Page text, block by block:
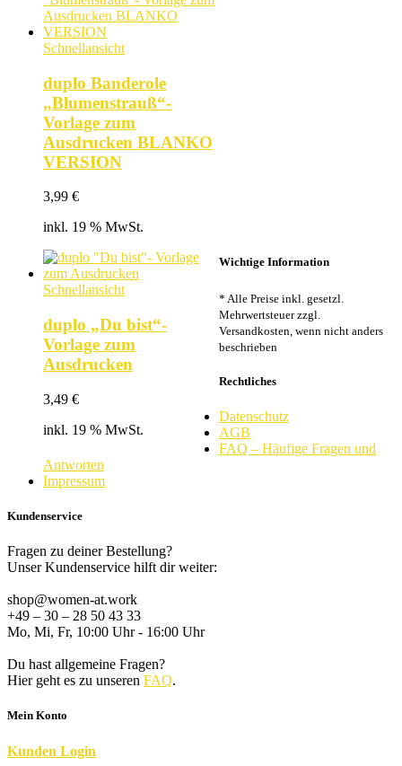
Schnellansicht
duplo Banderole
„Blumenstrauß“-
Vorlage zum
Ausdrucken BLANKO
VERSION
3,99 €
inkl. 19 % MwSt.
Schnellansicht
duplo „Du bist“-
Vorlage zum
Ausdrucken
3,49 €
inkl. 19 % MwSt.
Wichtige Information
* Alle Preise inkl. gesetzl.
Mehrwertsteuer zzgl.
Versandkosten, wenn nicht anders
beschrieben
Rechtliches
Datenschutz
AGB
FAQ – Häufige Fragen und
Antworten
Impressum
Kundenservice
Fragen zu deiner Bestellung?
Unser Kundenservice hilft dir weiter:
shop@women-at.work
+49 – 30 – 28 50 43 33
Mo, Mi, Fr, 10:00 Uhr - 16:00 Uhr
Du hast allgemeine Fragen?
Hier geht es zu unseren FAQ.
Mein Konto
Kunden Login